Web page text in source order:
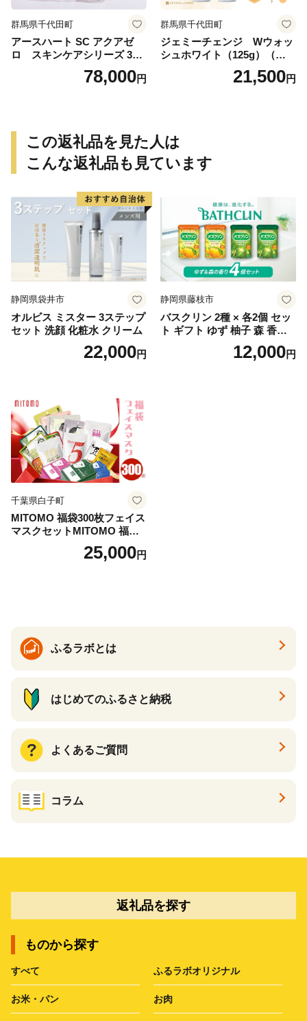
群馬県千代田町
アースハート SC アクアゼ
ロ スキンケアシリーズ 3点
78,000円
群馬県千代田町
ジェミーチェンジ Wウォッ
シュホワイト（125g）（泡立
てネット付）×2本 群馬県 千
21,500円
この返礼品を見た人は
こんな返礼品も見ています
静岡県袋井市
オルビス ミスター 3ステップ
セット 洗顔 化粧水 クリーム
22,000円
静岡県藤枝市
バスクリン 2種 × 各2個 セッ
ト ギフト ゆず 柚子 森 香り
日用品 お風呂 バス用品 温活
アロマ 香り まとめ買い静岡
12,000円
千葉県白子町
MITOMO 福袋300枚フェイス
マスクセットMITOMO 福袋3
00枚フェイスマスクセット
ふるさと納税 パック ファイ
25,000円
ふるラボとは
はじめてのふるさと納税
よくあるご質問
コラム
返礼品を探す
ものから探す
すべて ふるラボオリジナル
お米・パン お肉